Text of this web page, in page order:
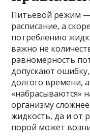
Питьевой режим —
расписание, а
потреблению
важно не
равномерность
допускают
долгого времени,
«набрасываются»
организму
жидкость, да и от
порой может